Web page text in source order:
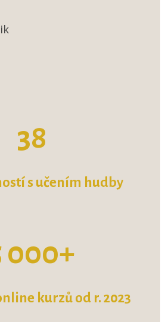
38
s učením hudby
000+
kurzů od r. 2023